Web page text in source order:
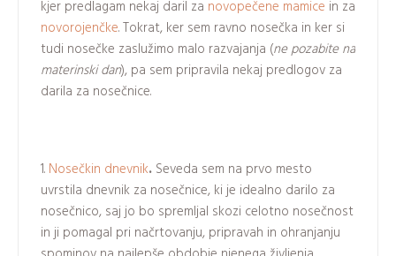
kjer predlagam nekaj daril za novopečene mamice in za
novorojenčke. Tokrat, ker sem ravno nosečka in ker si
tudi nosečke zaslužimo malo razvajanja (ne pozabite na
materinski dan), pa sem pripravila nekaj predlogov za
darila za nosečnice.
1. Nosečkin dnevnik. Seveda sem na prvo mesto
uvrstila dnevnik za nosečnice, ki je idealno darilo za
nosečnico, saj jo bo spremljal skozi celotno nosečnost
in ji pomagal pri načrtovanju, pripravah in ohranjanju